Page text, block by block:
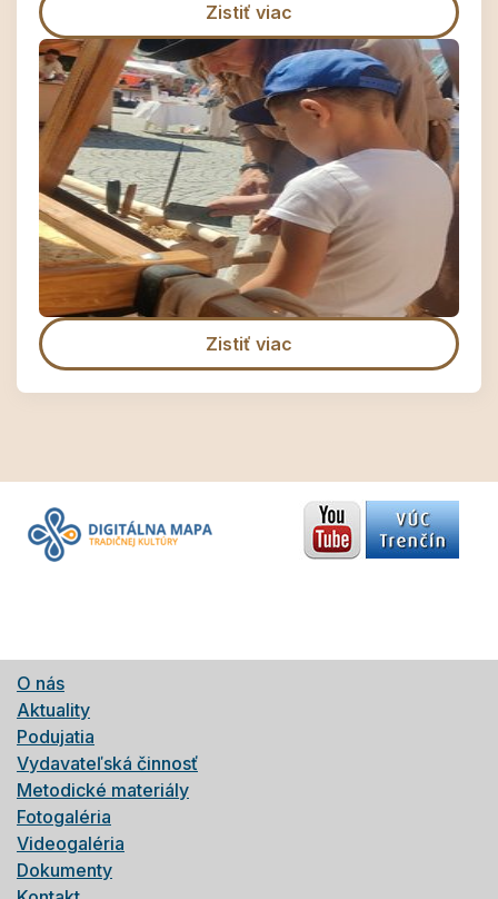
Zistiť viac
Zistiť viac
O nás
Aktuality
Podujatia
Vydavateľská činnosť
Metodické materiály
Fotogaléria
Videogaléria
Dokumenty